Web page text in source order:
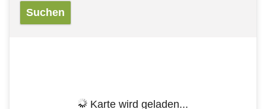
Karte wird geladen...